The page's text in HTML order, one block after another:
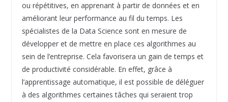
ou répétitives, en apprenant à partir de données et en
améliorant leur performance au fil du temps. Les
spécialistes de la Data Science sont en mesure de
développer et de mettre en place ces algorithmes au
sein de l’entreprise. Cela favorisera un gain de temps et
de productivité considérable. En effet, grâce à
l’apprentissage automatique, il est possible de déléguer
à des algorithmes certaines tâches qui seraient trop